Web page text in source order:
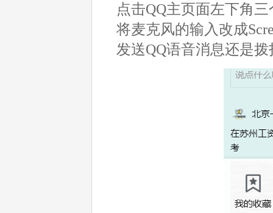
点击QQ主页面左下角
将麦克风的输入改成
发送QQ语音消息还是